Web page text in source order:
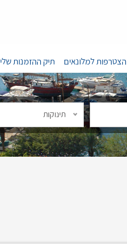
הצטרפות למלונאים תיק ההזמנות שלי
תינוקות